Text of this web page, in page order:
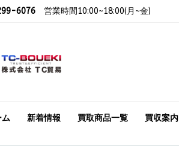
6076 営業時間10:00~18:00(月~金)
ム 新着情報 買取商品一覧 買収案内